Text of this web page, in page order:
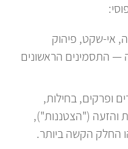
אי-שקט, פיהוק
— התסמינים הראשונים
ופרקים, בחילות,
והזעה ("הצטננות"),
החלק הקשה ביותר.